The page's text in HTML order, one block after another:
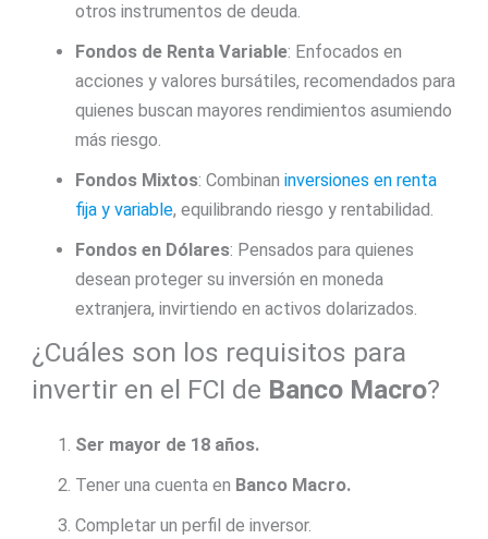
otros instrumentos de deuda.
Fondos de Renta Variable: Enfocados en
acciones y valores bursátiles, recomendados para
quienes buscan mayores rendimientos asumiendo
más riesgo.
Fondos Mixtos: Combinan inversiones en renta
fija y variable, equilibrando riesgo y rentabilidad.
Fondos en Dólares: Pensados para quienes
desean proteger su inversión en moneda
extranjera, invirtiendo en activos dolarizados.
¿Cuáles son los requisitos para
invertir en el FCI de Banco Macro?
Ser mayor de 18 años.
Tener una cuenta en Banco Macro.
Completar un perfil de inversor.